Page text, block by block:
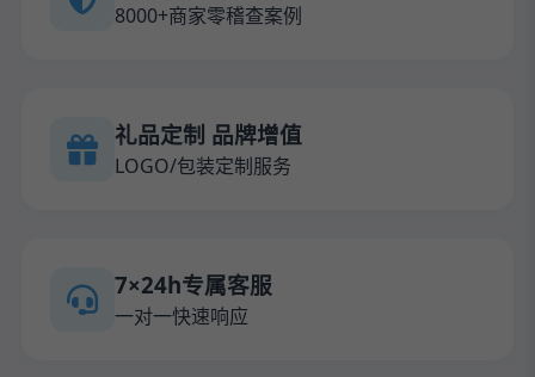
8000+商家零稽查案例
礼品定制 品牌增值
LOGO/包装定制服务
7×24h专属客服
一对一快速响应